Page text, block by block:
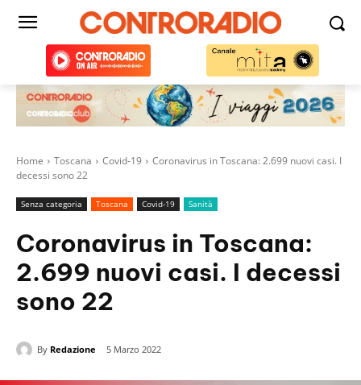
Home Toscana Covid-19
Coronavirus in Toscana: 2.699 nuovi casi. I
decessi sono 22
Senza categoria Toscana Covid-19 Sanità
Coronavirus in Toscana:
2.699 nuovi casi. I decessi
sono 22
By Redazione 5 Marzo 2022